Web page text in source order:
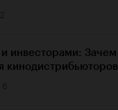
инвесторами: Зачем
кинодистрибьюторов